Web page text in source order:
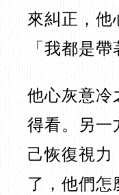
來糾正，
「我都是
他心灰意冷
得看。另一
己恢復視
了，他們